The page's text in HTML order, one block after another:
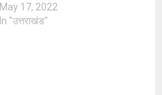
May 17, 2022
In "उत्तराखंड"